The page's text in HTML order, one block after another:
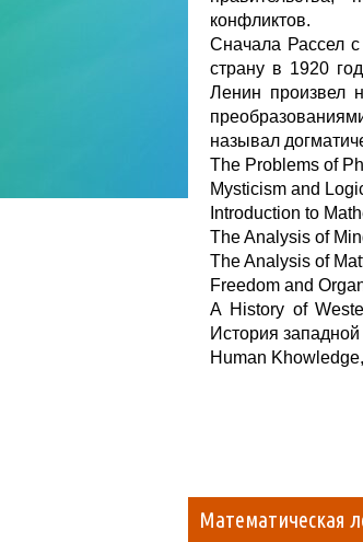
конфликтов.
Сначала Рассел с
страну в 1920
Ленин произвел
называл
The Problems of
Mysticism and
Introduction to
The Analysis of
The Analysis of
Freedom and
A History of
История
Human
Математическая